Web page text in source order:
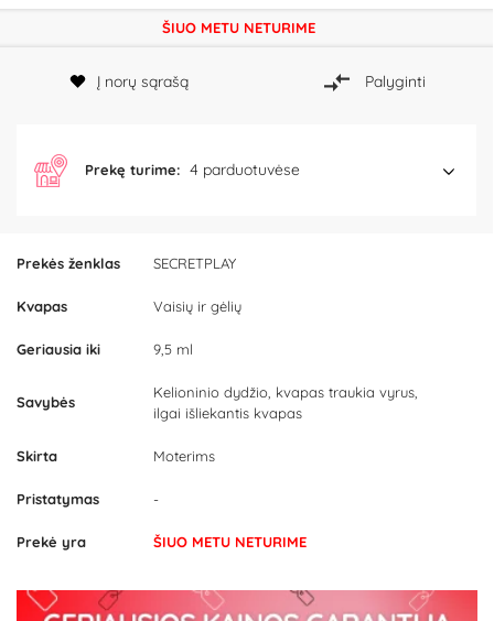
Prekės ženklas SECRETPLAY
Kvapas Vaisių ir gėlių
Geriausia iki 9,5 ml
Savybės
Kelioninio dydžio, kvapas traukia vyrus,
ilgai išliekantis kvapas
Skirta Moterims
Pristatymas -
Prekė yra ŠIUO METU NETURIME
ŠIUO METU NETURIME
Į norų sąrašą Palyginti
Prekę turime: 4 parduotuvėse